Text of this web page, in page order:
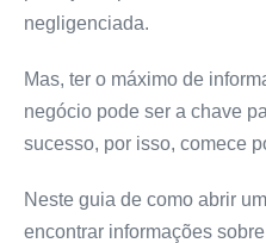
negligenciada.
Mas, ter o máximo de
negócio pode ser a chave
sucesso, por isso, comece
Neste guia de como abrir
encontrar informações